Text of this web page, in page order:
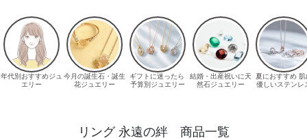
リング 永遠の絆 商品一覧